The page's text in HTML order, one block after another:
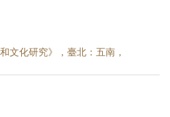
文化研究》，臺北：五南，